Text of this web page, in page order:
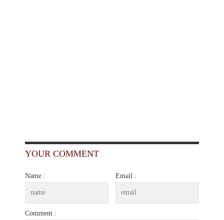
YOUR COMMENT
Name : Email :
Comment :